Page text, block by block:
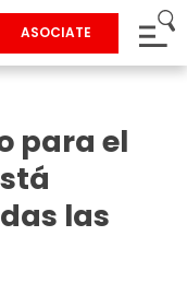
ASOCIATE
para el
las